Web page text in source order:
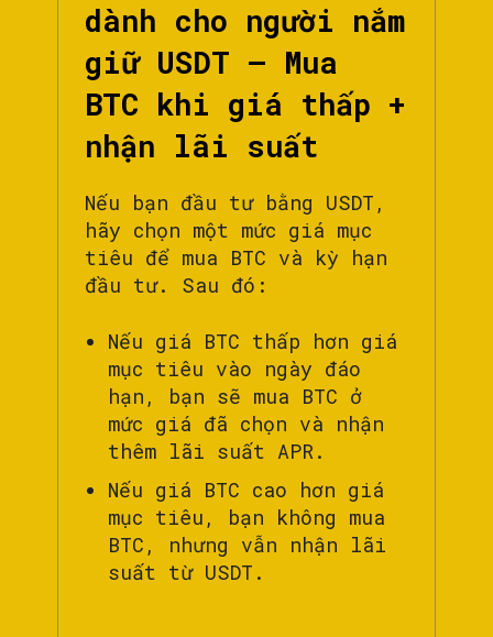
dành cho người nắm
giữ USDT – Mua
BTC khi giá thấp +
nhận lãi suất
Nếu bạn đầu tư bằng USDT,
hãy chọn một mức giá mục
tiêu để mua BTC và kỳ hạn
đầu tư. Sau đó:
Nếu giá BTC thấp hơn giá
mục tiêu vào ngày đáo
hạn, bạn sẽ mua BTC ở
mức giá đã chọn và nhận
thêm lãi suất APR.
Nếu giá BTC cao hơn giá
mục tiêu, bạn không mua
BTC, nhưng vẫn nhận lãi
suất từ USDT.